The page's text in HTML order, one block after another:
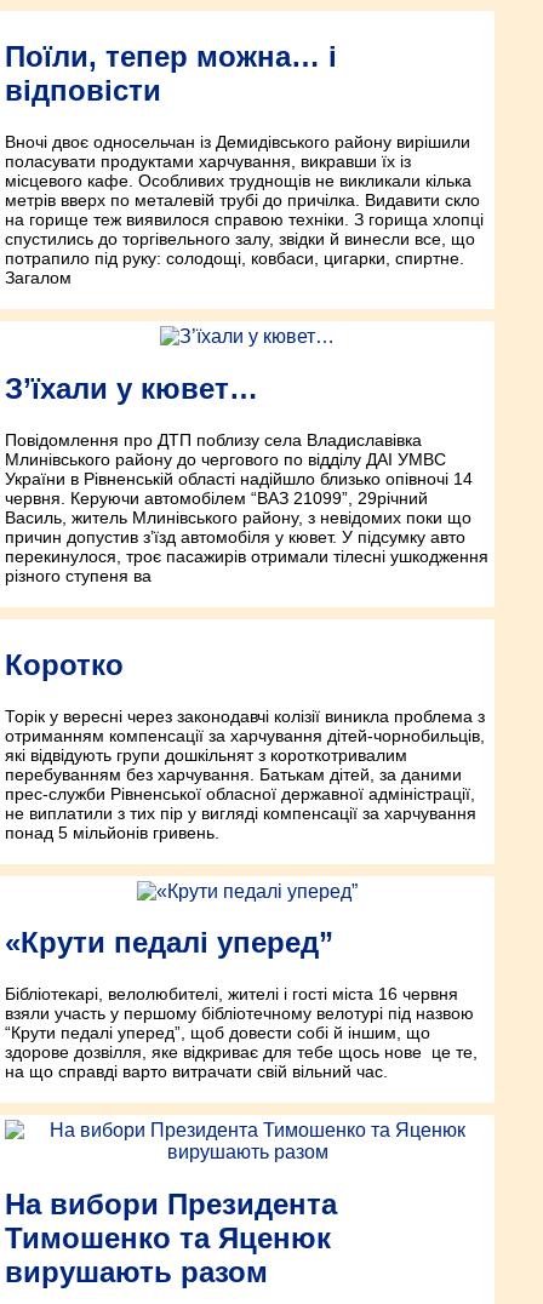
Поїли, тепер можна… і
відповісти
Вночі двоє односельчан із Демидівського району вирішили
поласувати продуктами харчування, викравши їх із
місцевого кафе. Особливих труднощів не викликали кілька
метрів вверх по металевій трубі до причілка. Видавити скло
на горище теж виявилося справою техніки. З горища хлопці
спустились до торгівельного залу, звідки й винесли все, що
потрапило під руку: солодощі, ковбаси, цигарки, спиртне.
Загалом
З’їхали у кювет…
Повідомлення про ДТП поблизу села Владиславівка
Млинівського району до чергового по відділу ДАІ УМВС
України в Рівненській області надійшло близько опівночі 14
червня. Керуючи автомобілем “ВАЗ 21099”, 29­річний
Василь, житель Млинівського району, з невідомих поки що
причин допустив з’їзд автомобіля у кювет. У підсумку авто
перекинулося, троє пасажирів отримали тілесні ушкодження
різного ступеня ва
Коротко
Торік у вересні через законодавчі колізії виникла проблема з
отриманням компенсації за харчування дітей-чорнобильців,
які відвідують групи дошкільнят з короткотривалим
перебуванням без харчування. Батькам дітей, за даними
прес-служби Рівненської обласної державної адміністрації,
не виплатили з тих пір у вигляді компенсації за харчування
понад 5 мільйонів гривень.
«Крути педалі уперед”
Бібліотекарі, велолюбителі, жителі і гості міста 16 червня
взяли участь у першому бібліотечному велотурі під назвою
“Крути педалі уперед”, щоб довести собі й іншим, що
здорове дозвілля, яке відкриває для тебе щось нове ­ це те,
на що справді варто витрачати свій вільний час.
На вибори Президента
Тимошенко та Яценюк
вирушають разом